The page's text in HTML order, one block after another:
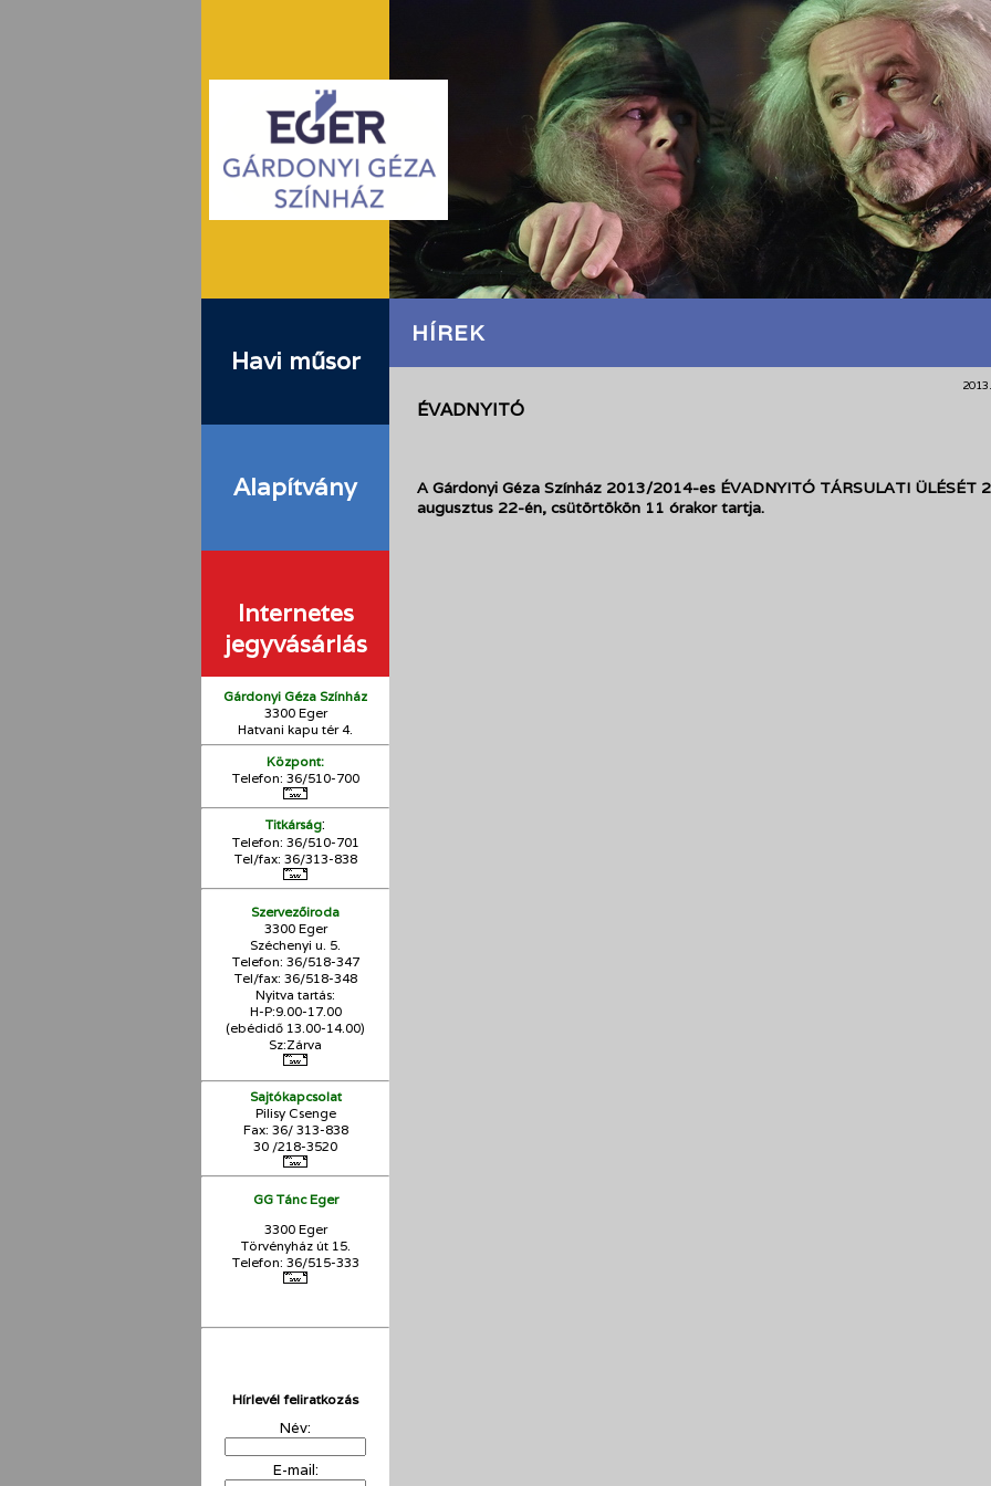
Havi műsor
Alapítvány
Internetes
jegyvásárlás
Gárdonyi Géza Színház
3300 Eger
Hatvani kapu tér 4.
Központ:
Telefon: 36/510-700
Titkárság:
Telefon: 36/510-701
Tel/fax: 36/313-838
Szervezőiroda
3300 Eger
Széchenyi u. 5.
Telefon: 36/518-347
Tel/fax: 36/518-348
Nyitva tartás:
H-P:9.00-17.00
(ebédidő 13.00-14.00)
Sz:Zárva
Sajtókapcsolat
Pilisy Csenge
Fax: 36/ 313-838
30 /218-3520
GG Tánc Eger
3300 Eger
Törvényház út 15.
Telefon: 36/515-333
Hírlevél feliratkozás
Név:
E-mail:
HÍREK
ÉVADNYITÓ
A Gárdonyi Géza Színház 2013/2014-es ÉVADNYITÓ TÁRSULATI ÜLÉSÉT
augusztus 22-én, csütörtökön 11 órakor tartja.